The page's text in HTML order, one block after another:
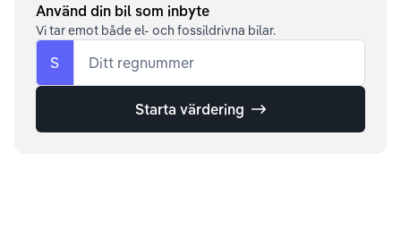
Använd din bil som inbyte
Vi tar emot både el- och fossildrivna bilar.
S Ditt regnummer
Starta värdering